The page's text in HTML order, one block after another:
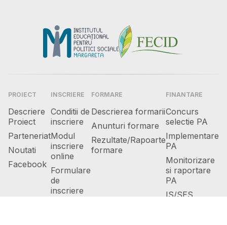
PROIECT
Descriere
Proiect
Parteneriat
Noutati
Facebook
INSCRIERE
Conditii de
inscriere
Modul
inscriere
online
Formulare
de
inscriere
FORMARE
Descrierea formarii
Anunturi formare
Rezultate/Rapoarte
formare
FINANTARE
Concurs
selectie PA
Implementare
PA
Monitorizare
si raportare
PA
IS/SES